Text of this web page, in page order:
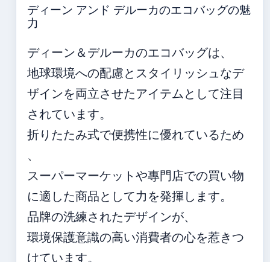
ディーン アンド デルーカのエコバッグの魅
力
ディーン＆デルーカのエコバッグは、
地球環境への配慮とスタイリッシュなデ
ザインを両立させたアイテムとして注目
されています。
折りたたみ式で便携性に優れているため
、
スーパーマーケットや專門店での買い物
に適した商品として力を発揮します。
品牌の洗練されたデザインが、
環境保護意識の高い消費者の心を惹きつ
けています。